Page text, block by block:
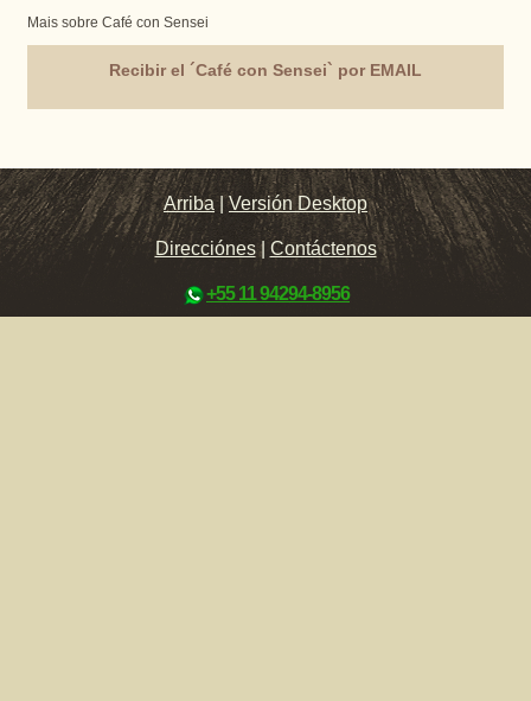
Mais sobre Café con Sensei
Recibir el ´Café con Sensei` por EMAIL
Arriba |Versión Desktop
Direcciónes| Contáctenos
+55 11 94294-8956